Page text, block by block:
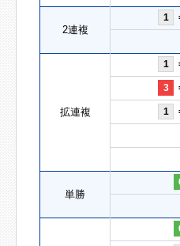
2連複
1
拡連複
1
3
1
単勝